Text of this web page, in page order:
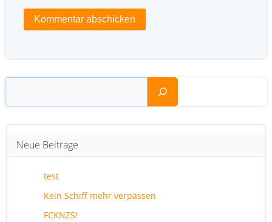
Suchen
Neue Beiträge
test
Kein Schiff mehr verpassen
FCKNZS!